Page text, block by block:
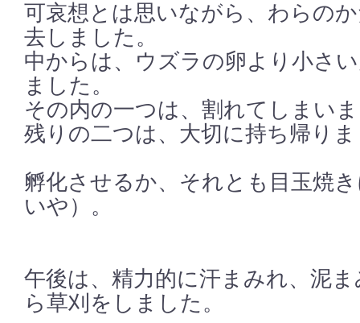
可哀想とは思いながら、わらの
去しました。
中からは、ウズラの卵より小さ
ました。
その内の一つは、割れてしまい
残りの二つは、大切に持ち帰り
孵化させるか、それとも目玉焼
いや）。
午後は、精力的に汗まみれ、泥
ら草刈をしました。